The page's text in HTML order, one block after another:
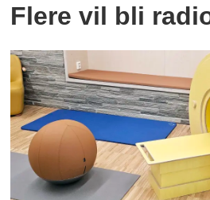
Flere vil bli